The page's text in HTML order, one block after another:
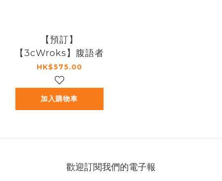
【預訂】
【3cWroks】腹語者
HK$575.00
加入購物車
歡迎訂閱我們的電子報